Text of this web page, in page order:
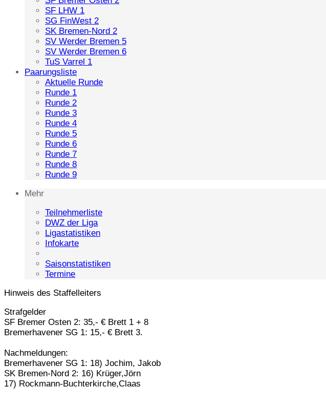
SF LHW 1
SG FinWest 2
SK Bremen-Nord 2
SV Werder Bremen 5
SV Werder Bremen 6
TuS Varrel 1
Paarungsliste
Aktuelle Runde
Runde 1
Runde 2
Runde 3
Runde 4
Runde 5
Runde 6
Runde 7
Runde 8
Runde 9
Mehr
Teilnehmerliste
DWZ der Liga
Ligastatistiken
Infokarte
Saisonstatistiken
Termine
Hinweis des Staffelleiters
Strafgelder
SF Bremer Osten 2: 35,- € Brett 1 + 8
Bremerhavener SG 1: 15,- € Brett 3.
Nachmeldungen:
Bremerhavener SG 1: 18) Jochim, Jakob
SK Bremen-Nord 2: 16) Krüger,Jörn
17) Rockmann-Buchterkirche,Claas